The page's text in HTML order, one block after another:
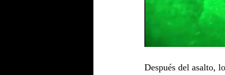
Después del asalto,